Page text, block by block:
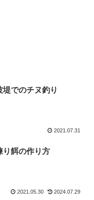
堤でのチヌ釣り
2021.07.31
り餌の作り方
2021.05.30 2024.07.29